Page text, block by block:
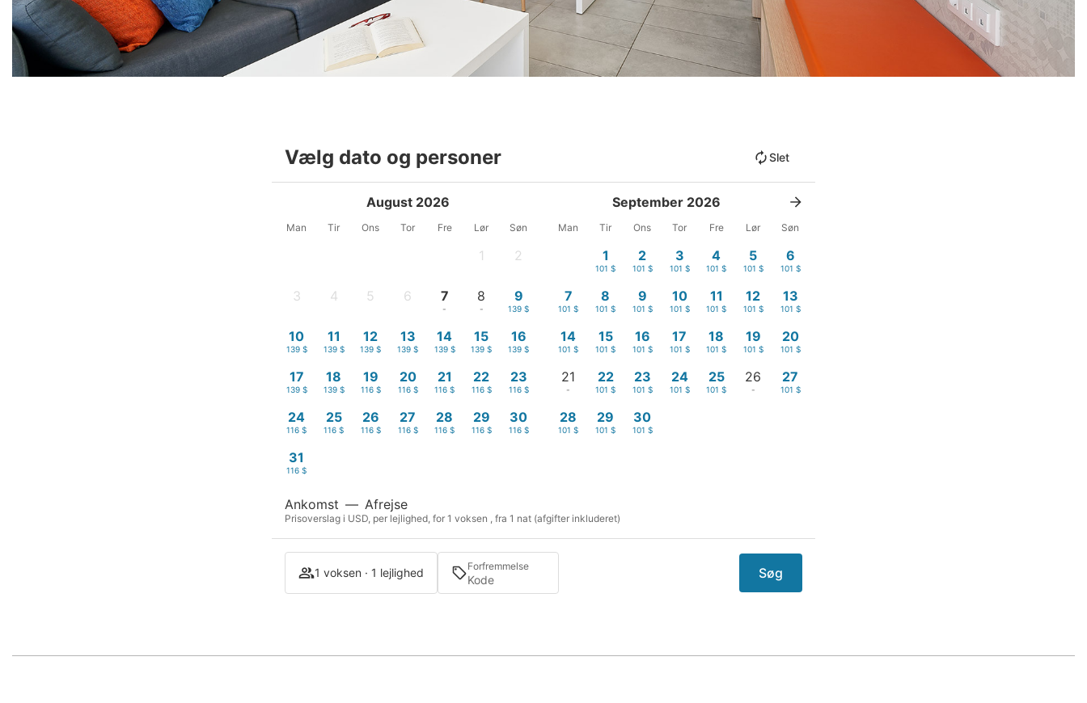
Vælg dato og personer Slet
August 2026
Man Tir Ons Tor Fre Lør Søn
1 2
3 4 5 6 7
-
8
-
9
139 $
10
139 $
11
139 $
12
139 $
13
139 $
14
139 $
15
139 $
16
139 $
17
139 $
18
139 $
19
116 $
20
116 $
21
116 $
22
116 $
23
116 $
24
116 $
25
116 $
26
116 $
27
116 $
28
116 $
29
116 $
30
116 $
31
116 $
September 2026
Man Tir Ons Tor Fre Lør Søn
1
101 $
2
101 $
3
101 $
4
101 $
5
101 $
6
101 $
7
101 $
8
101 $
9
101 $
10
101 $
11
101 $
12
101 $
13
101 $
14
101 $
15
101 $
16
101 $
17
101 $
18
101 $
19
101 $
20
101 $
21
-
22
101 $
23
101 $
24
101 $
25
101 $
26
-
27
101 $
28
101 $
29
101 $
30
101 $
Ankomst — Afrejse
Prisoverslag i USD, per lejlighed, for 1 voksen , fra 1 nat (afgifter inkluderet)
1 voksen · 1 lejlighed Forfremmelse Søg